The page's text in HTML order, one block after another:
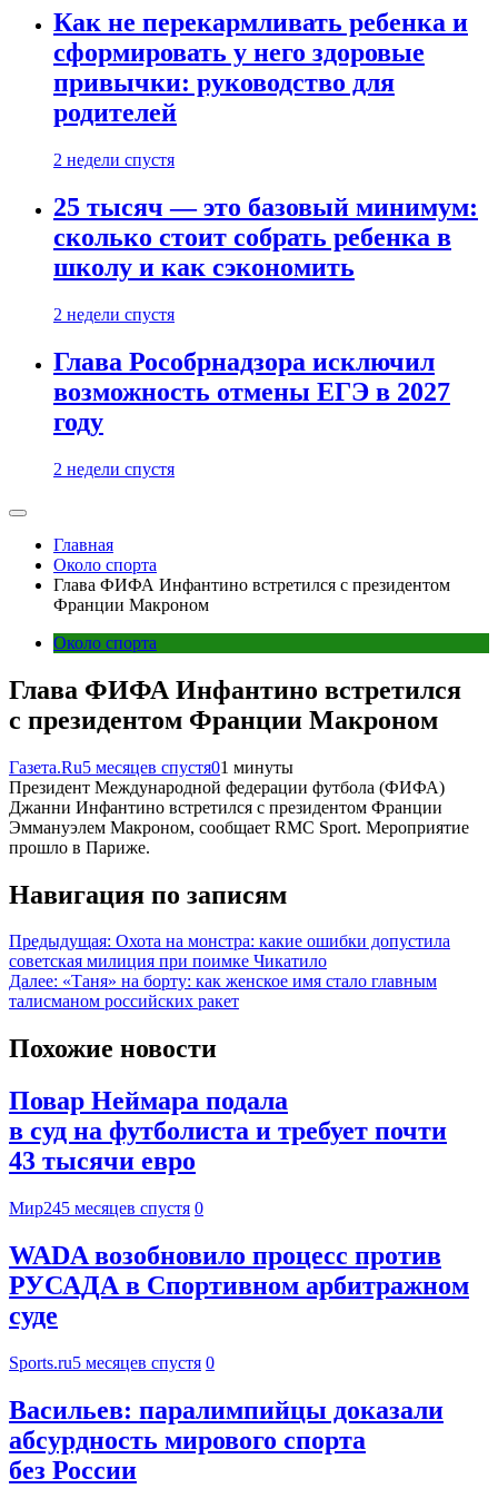
Как не перекармливать ребенка и
сформировать у него здоровые
привычки: руководство для
родителей
2 недели спустя
25 тысяч — это базовый минимум:
сколько стоит собрать ребенка в
школу и как сэкономить
2 недели спустя
Глава Рособрнадзора исключил
возможность отмены ЕГЭ в 2027
году
2 недели спустя
Главная
Около спорта
Глава ФИФА Инфантино встретился с президентом
Франции Макроном
Около спорта
Глава ФИФА Инфантино встретился
с президентом Франции Макроном
Газета.Ru5 месяцев спустя01 минуты
Президент Международной федерации футбола (ФИФА)
Джанни Инфантино встретился с президентом Франции
Эммануэлем Макроном, сообщает RMC Sport. Мероприятие
прошло в Париже.
Навигация по записям
Предыдущая: Охота на монстра: какие ошибки допустила
советская милиция при поимке Чикатило
Далее: «Таня» на борту: как женское имя стало главным
талисманом российских ракет
Похожие новости
Повар Неймара подала
в суд на футболиста и требует почти
43 тысячи евро
Мир245 месяцев спустя 0
WADA возобновило процесс против
РУСАДА в Спортивном арбитражном
суде
Sports.ru5 месяцев спустя 0
Васильев: паралимпийцы доказали
абсурдность мирового спорта
без России